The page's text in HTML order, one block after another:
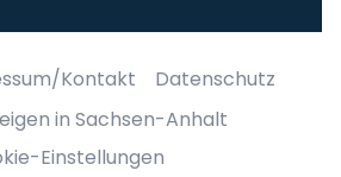
Kontakt
Datenschutz
in Sachsen-Anhalt
Einstellungen